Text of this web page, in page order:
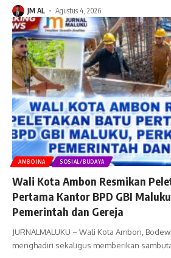
JM AL Agustus 4, 2026
AMBOINA SOSIAL/BUDAYA
Wali Kota Ambon Resmikan
Pertama Kantor BPD GBI
Pemerintah dan Gereja
JURNALMALUKU – Wali Kota Ambon,
menghadiri sekaligus memberikan